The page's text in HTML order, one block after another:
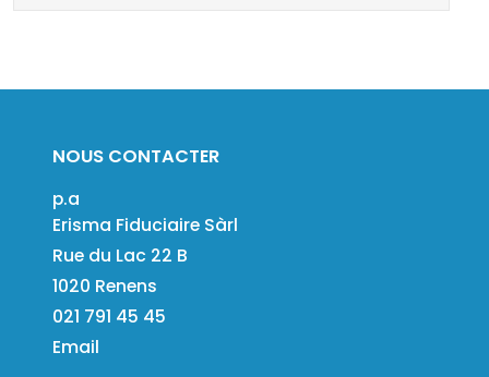
NOUS CONTACTER
p.a
Erisma Fiduciaire Sàrl
Rue du Lac 22 B
1020 Renens
021 791 45 45
Email